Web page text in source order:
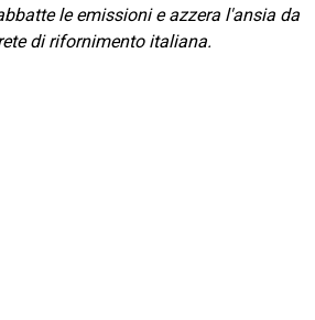
le emissioni e azzera l'ansia da
di rifornimento italiana.